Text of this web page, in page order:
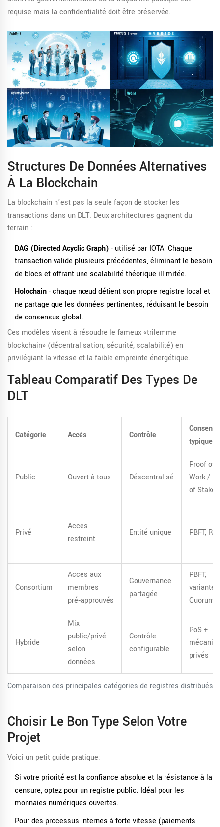
requise mais la confidentialité doit être préservée.
Structures De Données Alternatives
À La Blockchain
La blockchain n’est pas la seule façon de stocker les
transactions dans un DLT. Deux architectures gagnent du
terrain :
DAG (Directed Acyclic Graph) - utilisé par IOTA. Chaque
transaction valide plusieurs précédentes, éliminant le besoin
de blocs et offrant une scalabilité théorique illimitée.
Holochain- chaque nœud détient son propre registre local et
ne partage que les données pertinentes, réduisant le besoin
de consensus global.
Ces modèles visent à résoudre le fameux «trilemme
blockchain» (décentralisation, sécurité, scalabilité) en
privilégiant la vitesse et la faible empreinte énergétique.
Tableau Comparatif Des Types De
DLT
Comparaison des principales catégories de registres distribués
Catégorie Accès Contrôle
typique
Public Ouvert à tous Déscentralisé
Proof of
Work /
of Stake
Privé
Accès
restreint
Entité unique PBFT,
Consortium
Accès aux
membres
pré‑approuvés
Gouvernance
partagée
PBFT,
variantes
Quorum
Hybride
Mix
public/privé
selon
données
Contrôle
configurable
PoS +
privés
Choisir Le Bon Type Selon Votre
Projet
Voici un petit guide pratique:
Si votre priorité est la confiance absolue et la résistance à la
censure, optez pour un registre public. Idéal pour les
monnaies numériques ouvertes.
Pour des processus internes à forte vitesse (paiements